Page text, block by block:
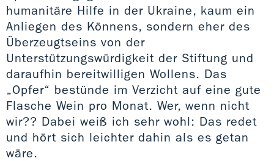
humanitäre Hilfe in der Ukraine, kaum ein
Anliegen des Könnens, sondern eher des
Überzeugtseins von der
Unterstützungswürdigkeit der Stiftung und
daraufhin bereitwilligen Wollens. Das
„Opfer“ bestünde im Verzicht auf eine gute
Flasche Wein pro Monat. Wer, wenn nicht
wir?? Dabei weiß ich sehr wohl: Das redet
und hört sich leichter dahin als es getan
wäre.